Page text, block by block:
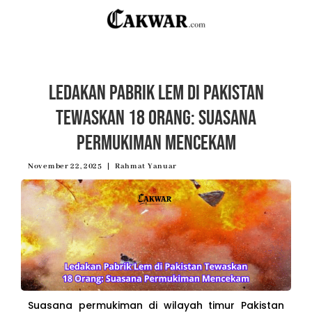
Ledakan Pabrik Lem di Pakistan
Tewaskan 18 Orang: Suasana
Permukiman Mencekam
November 22, 2025 Rahmat Yanuar
Suasana permukiman di wilayah timur Pakistan